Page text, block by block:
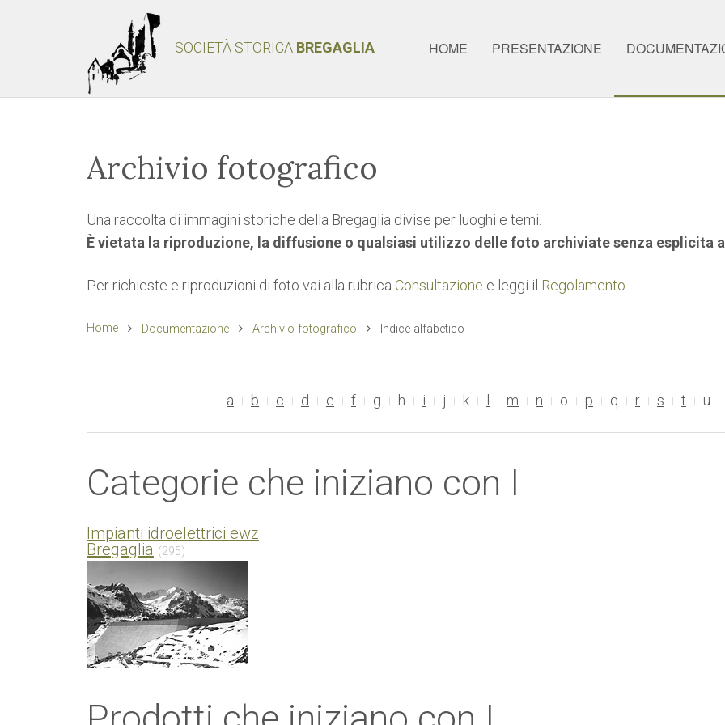
SOCIETÀ STORICA BREGAGLIA HOME PRESENTAZIONE
Archivio fotografico
Una raccolta di immagini storiche della Bregaglia divise per luoghi e temi.
È vietata la riproduzione, la diffusione o qualsiasi utilizzo delle foto archiviate senza esplicita
Per richieste e riproduzioni di foto vai alla rubrica Consultazione e leggi il Regolamento
Home Documentazione Archivio fotografico Indice alfabetico
a b c d e f g h i j k m n o p q r s t u
Categorie che iniziano con I
Impianti idroelettrici ewz
Bregaglia (295)